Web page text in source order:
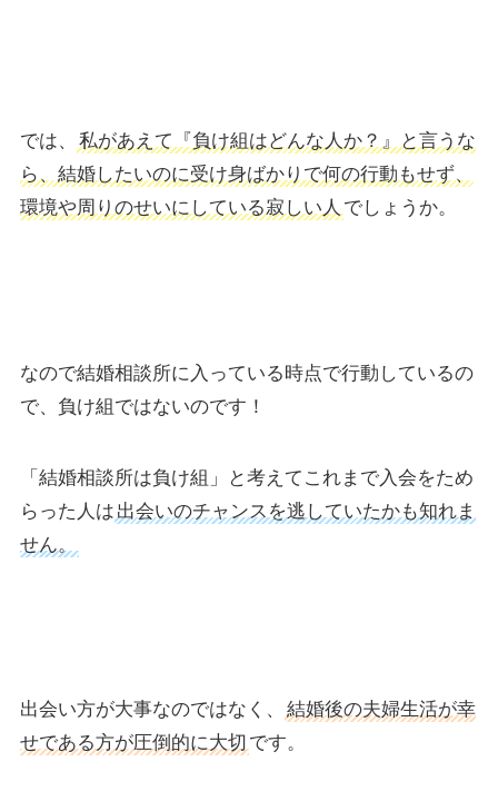
では、
私があえて『負け組はどんな人か？』と言うな
ら、 結婚したいのに受け身ばかりで何の行動もせず、
環境や周りのせいにしている寂しい人 でしょうか。
なので結婚相談所に入っている時点で行動しているの
で、負け組ではないのです！
「結婚相談所は負け組」と考えてこれまで入会をため
らった人は 出会いのチャンスを逃していたかも知れま
せん。
出会い方が大事なのではなく、
結婚後の夫婦生活が幸
せである方が圧倒的に大切 です。